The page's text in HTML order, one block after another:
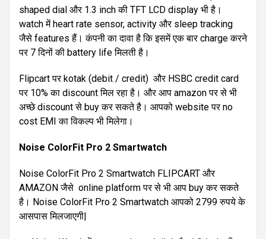
shaped dial और 1.3 inch की TFT LCD display भी है।
watch में heart rate sensor, activity और sleep tracking
जैसे features हैं। कंपनी का दावा है कि इसमें एक बार charge करने
पर 7 दिनों की battery life मिलती है।
Flipcart पर kotak (debit / credit) और HSBC credit card
पर 10% का discount मिल रहा है। और आप amazon पर से भी
अच्छे discount से buy कर सकते है। आपको website पर no
cost EMI का विकल्प भी मिलेगा।
Noise ColorFit Pro 2 Smartwatch
Noise ColorFit Pro 2 Smartwatch FLIPCART और
AMAZON जैसे online platform पर से भी आप buy कर सकते
है। Noise ColorFit Pro 2 Smartwatch आपको 2799 रुपये के
आसपास मिलजाएगी|